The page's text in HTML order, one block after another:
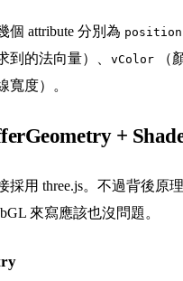
個 attribute 分別為 position
到的法向量）、 vColor （
寬度）。
+
採用 three.js。不過背後原
來寫應該也沒問題。